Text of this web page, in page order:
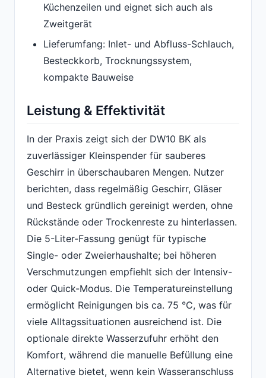
Küchenzeilen und eignet sich auch als
Zweitgerät
Lieferumfang: Inlet- und Abfluss-Schlauch,
Besteckkorb, Trocknungssystem,
kompakte Bauweise
Leistung & Effektivität
In der Praxis zeigt sich der DW10 BK als
zuverlässiger Kleinspender für sauberes
Geschirr in überschaubaren Mengen. Nutzer
berichten, dass regelmäßig Geschirr, Gläser
und Besteck gründlich gereinigt werden, ohne
Rückstände oder Trockenreste zu hinterlassen.
Die 5-Liter-Fassung genügt für typische
Single- oder Zweierhaushalte; bei höheren
Verschmutzungen empfiehlt sich der Intensiv-
oder Quick-Modus. Die Temperatureinstellung
ermöglicht Reinigungen bis ca. 75 °C, was für
viele Alltagssituationen ausreichend ist. Die
optionale direkte Wasserzufuhr erhöht den
Komfort, während die manuelle Befüllung eine
Alternative bietet, wenn kein Wasseranschluss